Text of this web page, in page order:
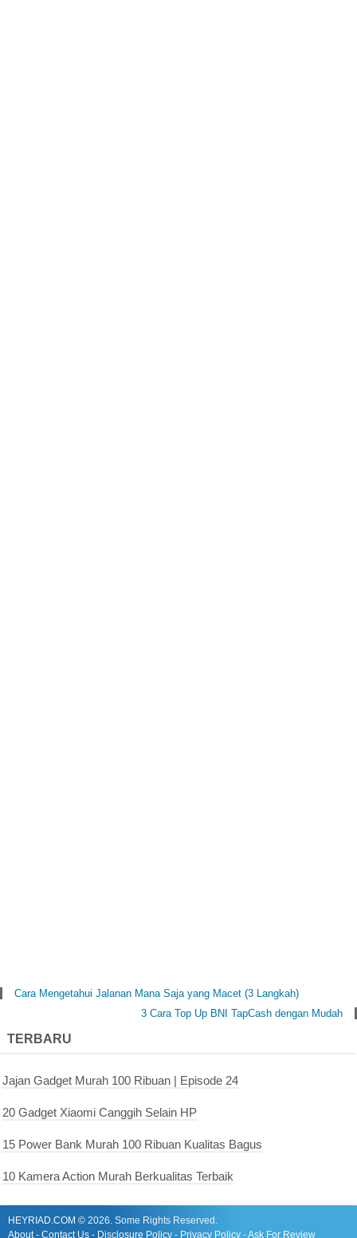
Cara Mengetahui Jalanan Mana Saja yang Macet (3 Langkah)
3 Cara Top Up BNI TapCash dengan Mudah
TERBARU
Jajan Gadget Murah 100 Ribuan | Episode 24
20 Gadget Xiaomi Canggih Selain HP
15 Power Bank Murah 100 Ribuan Kualitas Bagus
10 Kamera Action Murah Berkualitas Terbaik
HEYRIAD.COM © 2026. Some Rights Reserved.
About- Contact Us - Disclosure Policy - Privacy Policy -Ask For Review